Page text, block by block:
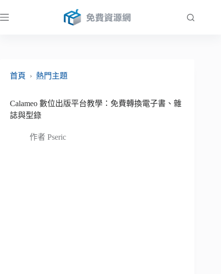
至
首頁
› 熱門主題
Calameo 數位出版平台教學：免費轉換電子書、雜
誌與型錄
作者 Pseric